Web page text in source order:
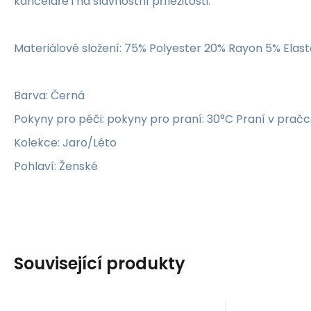
Materiálové složení: 75% Polyester 20% Rayon 5%
Barva: Černá
Pokyny pro péči: pokyny pro praní: 30°C Praní v
Kolekce: Jaro/Léto
Pohlaví: Ženské
Související produkty